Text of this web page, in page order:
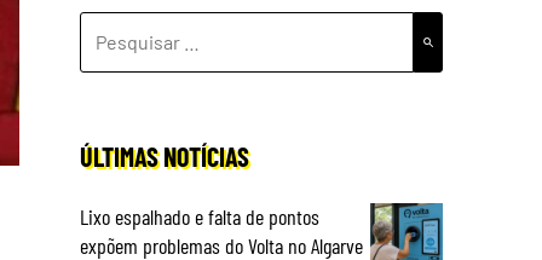
POR:
ÚLTIMAS NOTÍCIAS
Lixo espalhado e falta de pontos
expõem problemas do Volta no Algarve